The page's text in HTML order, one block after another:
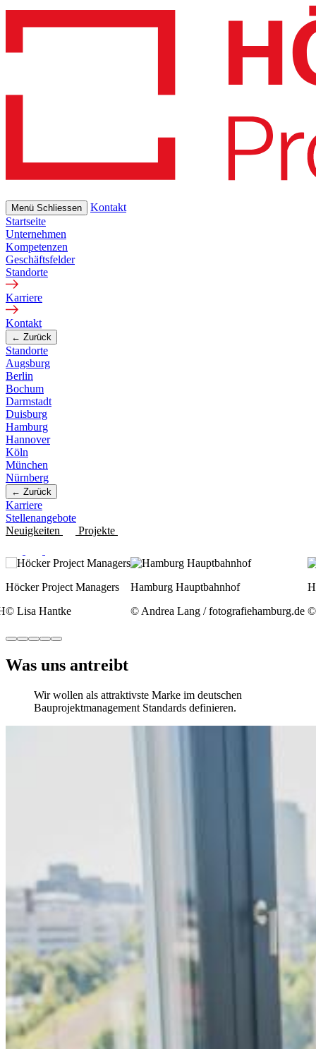
Skip
content
Menü Schliessen
Kontakt
Startseite
Unternehmen
Kompetenzen
Geschäftsfelder
Standorte
Karriere
Kontakt
← Zurück
Standorte
Augsburg
Berlin
Bochum
Darmstadt
Duisburg
Hamburg
Hannover
Köln
München
Nürnberg
← Zurück
Karriere
Stellenangebote
Neuigkeiten
Projekte
Hamburg Hauptbahnhof
© Andrea Lang / fotografiehamburg.de
Höcker Project Managers
© Lisa Hantke
©
Was uns antreibt
Wir wollen als attraktivste Marke im deutschen
Bauprojektmanagement Standards definieren.